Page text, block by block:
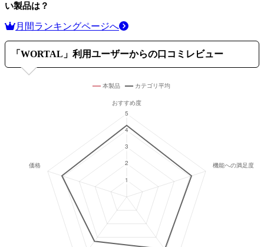
い製品は？
月間ランキングページへ
「 WORTAL 」利用ユーザーからの口コミレビュー